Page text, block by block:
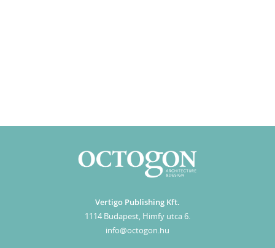
Vertigo Publishing Kft.
1114 Budapest, Himfy utca 6.
info@octogon.hu